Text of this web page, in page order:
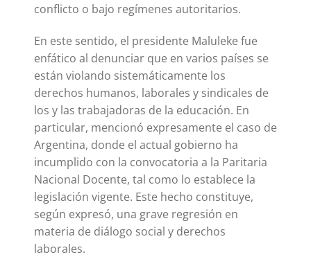
conflicto o bajo regímenes autoritarios.
En este sentido, el presidente Maluleke fue
enfático al denunciar que en varios países se
están violando sistemáticamente los
derechos humanos, laborales y sindicales de
los y las trabajadoras de la educación. En
particular, mencionó expresamente el caso de
Argentina, donde el actual gobierno ha
incumplido con la convocatoria a la Paritaria
Nacional Docente, tal como lo establece la
legislación vigente. Este hecho constituye,
según expresó, una grave regresión en
materia de diálogo social y derechos
laborales.